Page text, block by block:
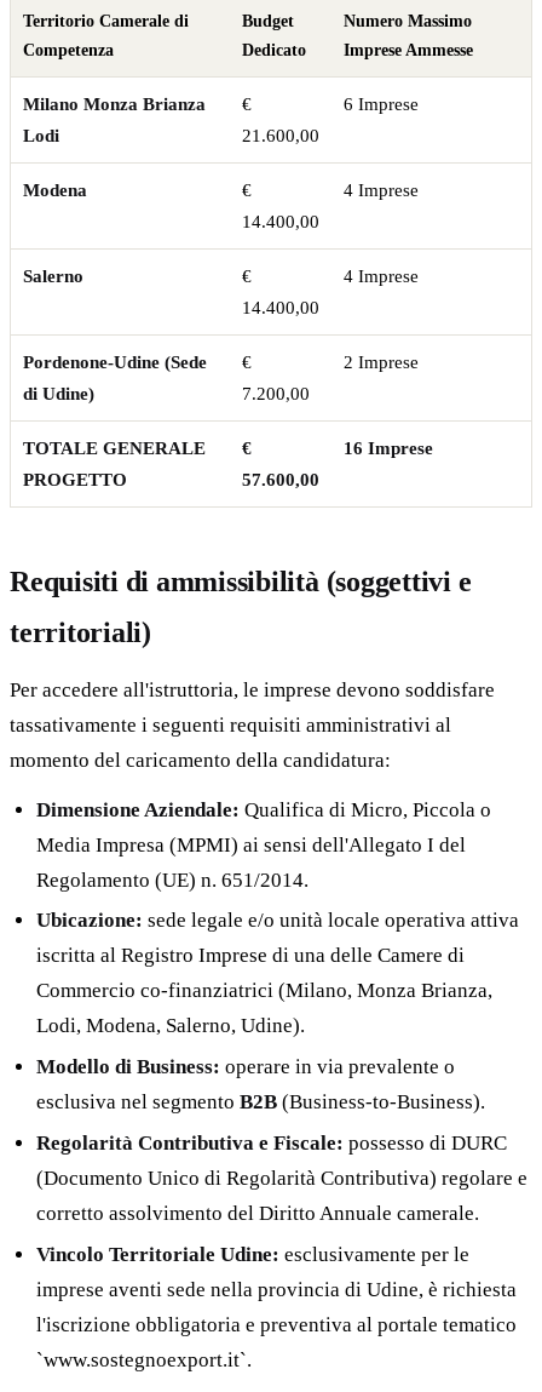
Territorio Camerale di
Competenza
Budget
Dedicato
Numero Massimo
Imprese Ammesse
Milano Monza Brianza
Lodi
€
21.600,00
6 Imprese
Modena
€
14.400,00
4 Imprese
Salerno
€
14.400,00
4 Imprese
Pordenone-Udine (Sede
di Udine)
€
7.200,00
2 Imprese
TOTALE GENERALE
PROGETTO
€
57.600,00
16 Imprese
Requisiti di ammissibilità (soggettivi e
territoriali)
Per accedere all'istruttoria, le imprese devono soddisfare
tassativamente i seguenti requisiti amministrativi al
momento del caricamento della candidatura:
Dimensione Aziendale: Qualifica di Micro, Piccola o
Media Impresa (MPMI) ai sensi dell'Allegato I del
Regolamento (UE) n. 651/2014.
Ubicazione: sede legale e/o unità locale operativa attiva
iscritta al Registro Imprese di una delle Camere di
Commercio co-finanziatrici (Milano, Monza Brianza,
Lodi, Modena, Salerno, Udine).
Modello di Business: operare in via prevalente o
esclusiva nel segmentoB2B (Business-to-Business).
Regolarità Contributiva e Fiscale: possesso di DURC
(Documento Unico di Regolarità Contributiva) regolare e
corretto assolvimento del Diritto Annuale camerale.
Vincolo Territoriale Udine: esclusivamente per le
imprese aventi sede nella provincia di Udine, è richiesta
l'iscrizione obbligatoria e preventiva al portale tematico
`www.sostegnoexport.it`.